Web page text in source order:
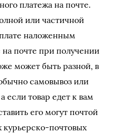
платежа на почте.
или частичной
наложенным
почте при получении
может быть разной, в
самовывоз или
если товар едет к вам
его могут почтой
курьерско-почтовых